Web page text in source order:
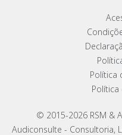
© 2015-2026 RSM &
Audiconsulte - Consultoria,
Footer menu
Política
Política